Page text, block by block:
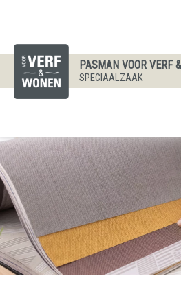
PASMAN VOOR VERF
SPECIAALZAAK